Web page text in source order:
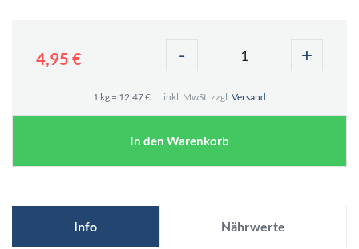
4,95 € - +
1 kg = 12,47 € inkl. MwSt. zzgl. Versand
In den Warenkorb
Info Nährwerte